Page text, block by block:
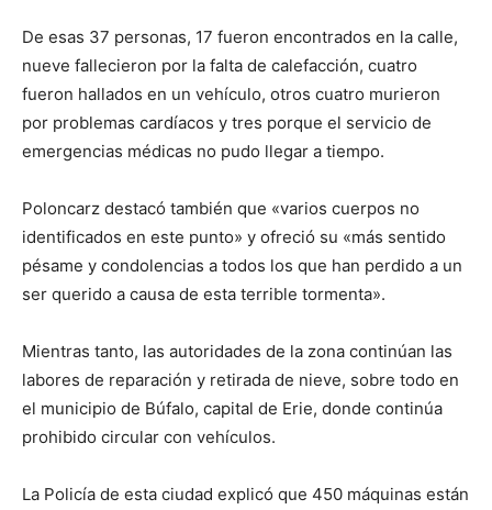
De esas 37 personas, 17 fueron encontrados en la calle,
nueve fallecieron por la falta de calefacción, cuatro
fueron hallados en un vehículo, otros cuatro murieron
por problemas cardíacos y tres porque el servicio de
emergencias médicas no pudo llegar a tiempo.
Poloncarz destacó también que «varios cuerpos no
identificados en este punto» y ofreció su «más sentido
pésame y condolencias a todos los que han perdido a un
ser querido a causa de esta terrible tormenta».
Mientras tanto, las autoridades de la zona continúan las
labores de reparación y retirada de nieve, sobre todo en
el municipio de Búfalo, capital de Erie, donde continúa
prohibido circular con vehículos.
La Policía de esta ciudad explicó que 450 máquinas están